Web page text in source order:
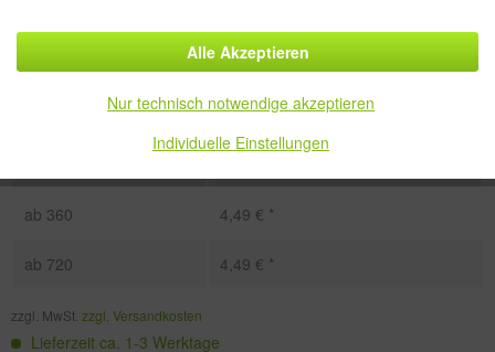
Menge
Stückpreis
6,49 € *
ab 360 4,49 € *
ab 720 4,49 € *
zzgl. MwSt. zzgl. Versandkosten
Lieferzeit ca. 1-3 Werktage
Individuelle Einstellungen
Nur technisch notwendige akzeptieren
Alle Akzeptieren